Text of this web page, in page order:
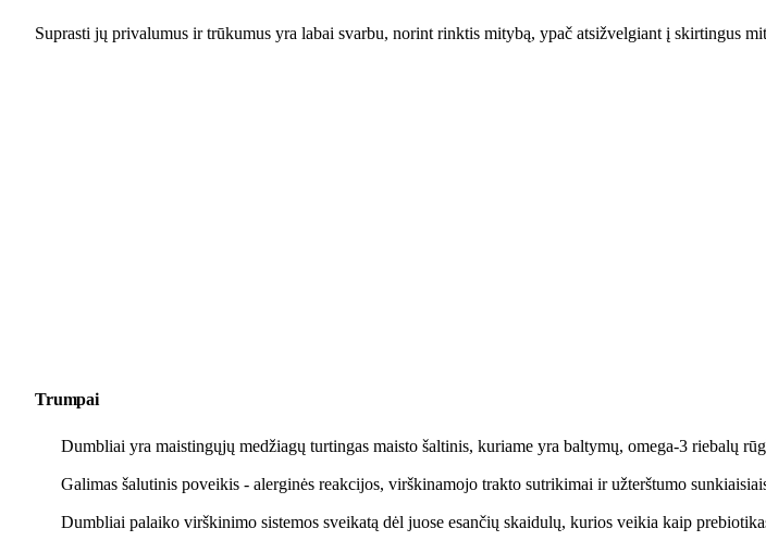
Suprasti jų privalumus ir trūkumus yra labai svarbu, norint rinktis mitybą, ypač atsižvelgiant į skirtingus
Trumpai
Dumbliai yra maistingųjų medžiagų turtingas maisto šaltinis, kuriame yra baltymų, omega-3 riebalų
Galimas šalutinis poveikis - alerginės reakcijos, virškinamojo trakto sutrikimai ir užterštumo
Dumbliai palaiko virškinimo sistemos sveikatą dėl juose esančių skaidulų, kurios veikia kaip